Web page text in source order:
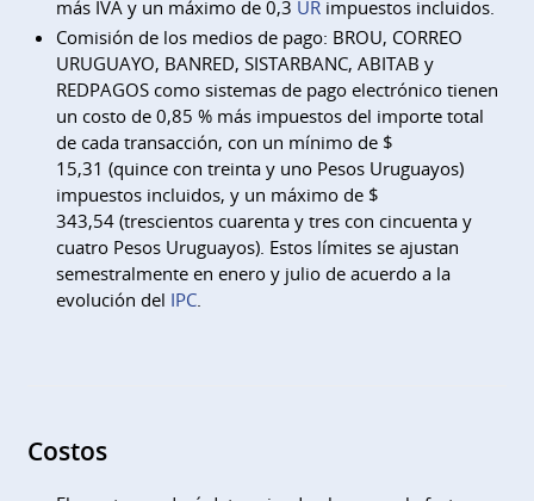
más IVA y un máximo de 0,3 URimpuestos incluidos.
Comisión de los medios de pago: BROU, CORREO
URUGUAYO, BANRED, SISTARBANC, ABITAB y
REDPAGOS como sistemas de pago electrónico tienen
un costo de 0,85 % más impuestos del importe total
de cada transacción, con un mínimo de $
15,31 (quince con treinta y uno Pesos Uruguayos)
impuestos incluidos, y un máximo de $
343,54 (trescientos cuarenta y tres con cincuenta y
cuatro Pesos Uruguayos). Estos límites se ajustan
semestralmente en enero y julio de acuerdo a la
evolución del IPC.
Costos